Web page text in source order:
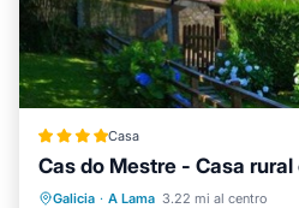
Casa
Cas do Mestre - Casa
Galicia · A Lama 3.22 mi al centro
Desayuno